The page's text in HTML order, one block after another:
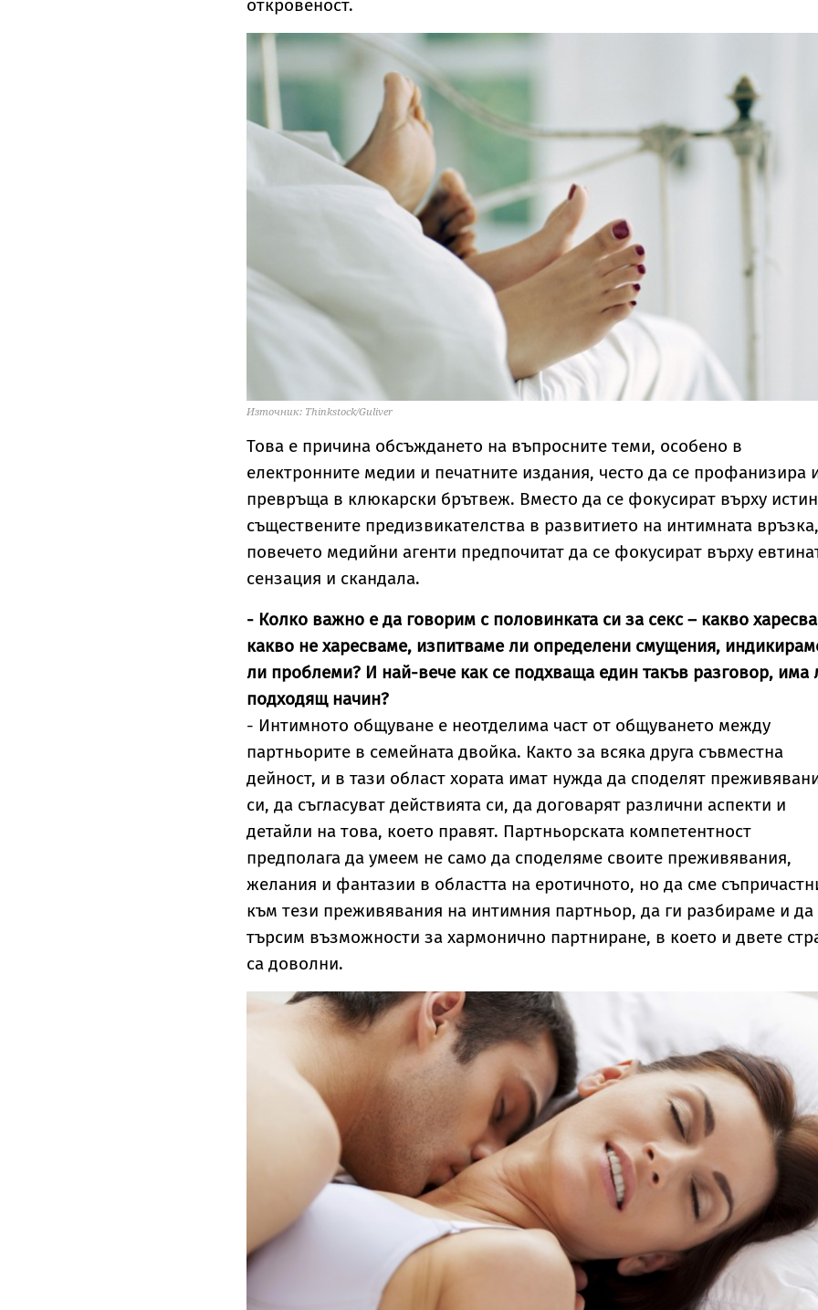
откровеност.
Източник: Thinkstock/Guliver
Това е причина обсъждането на въпросните теми, особено в
електронните медии и печатните издания, често да се профанизира
превръща в клюкарски брътвеж. Вместо да се фокусират върху
съществените предизвикателства в развитието на интимната връзка,
повечето медийни агенти предпочитат да се фокусират върху
сензация и скандала.
- Колко важно е да говорим с половинката си за секс – какво
какво не харесваме, изпитваме ли определени смущения,
ли проблеми? И най-вече как се подхваща един такъв разговор, има
подходящ начин?
- Интимното общуване е неотделима част от общуването между
партньорите в семейната двойка. Както за всяка друга съвместна
дейност, и в тази област хората имат нужда да споделят
си, да съгласуват действията си, да договарят различни аспекти и
детайли на това, което правят. Партньорската компетентност
предполага да умеем не само да споделяме своите преживявания,
желания и фантазии в областта на еротичното, но да сме
към тези преживявания на интимния партньор, да ги разбираме и да
търсим възможности за хармонично партниране, в което и двете
са доволни.